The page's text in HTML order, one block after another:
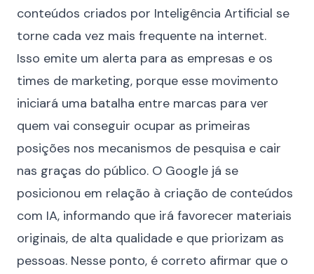
conteúdos criados por Inteligência Artificial se
torne cada vez mais frequente na internet.
Isso emite um alerta para as empresas e os
times de marketing, porque esse movimento
iniciará uma batalha entre marcas para ver
quem vai conseguir ocupar as primeiras
posições nos mecanismos de pesquisa e cair
nas graças do público. O Google já se
posicionou em relação à criação de conteúdos
com IA, informando que irá favorecer materiais
originais, de alta qualidade e que priorizam as
pessoas. Nesse ponto, é correto afirmar que o